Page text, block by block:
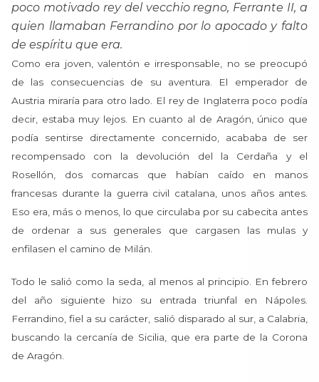
poco motivado rey del vecchio regno, Ferrante II, a
quien llamaban Ferrandino por lo apocado y falto
de espíritu que era.
Como era joven, valentón e irresponsable, no se preocupó
de las consecuencias de su aventura. El emperador de
Austria miraría para otro lado. El rey de Inglaterra poco podía
decir, estaba muy lejos. En cuanto al de Aragón, único que
podía sentirse directamente concernido, acababa de ser
recompensado con la devolución del la Cerdaña y el
Rosellón, dos comarcas que habían caído en manos
francesas durante la guerra civil catalana, unos años antes.
Eso era, más o menos, lo que circulaba por su cabecita antes
de ordenar a sus generales que cargasen las mulas y
enfilasen el camino de Milán.
Todo le salió como la seda, al menos al principio. En febrero
del año siguiente hizo su entrada triunfal en Nápoles.
Ferrandino, fiel a su carácter, salió disparado al sur, a Calabria,
buscando la cercanía de Sicilia, que era parte de la Corona
de Aragón.